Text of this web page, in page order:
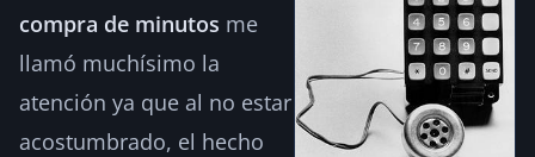
compra de minutos me
llamó muchísimo la
atención ya que al no estar
acostumbrado, el hecho